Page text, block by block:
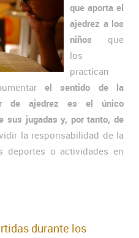
que aporta el
ajedrez a los
niños que
los
practican
el sentido de la
de ajedrez es el único
sus jugadas y, por tanto, de
la responsabilidad de la
deportes o actividades en
durante los